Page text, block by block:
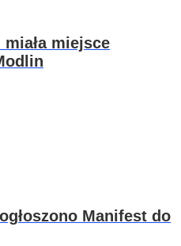
miejsce
Manifest do